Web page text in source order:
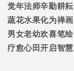
觉年法师辛勤耕耘
蔬花水果化为禅画
男女老幼欢喜笔绘
疗愈心田开启智慧